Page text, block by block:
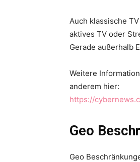
Auch klassische
aktives TV oder
Gerade außerhalb
Weitere
anderem hier:
https://
Geo
Geo